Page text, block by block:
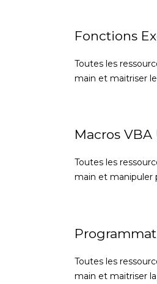
Fonctions
Toutes les
main et maitriser
Macros VBA
Toutes les
main et manipuler
Toutes les
main et maitriser